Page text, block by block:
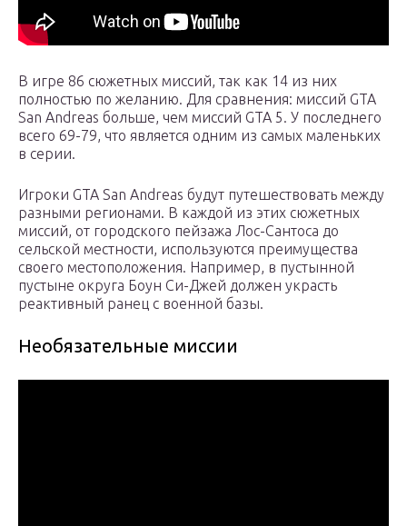
В игре 86 сюжетных миссий, так как 14 из них
полностью по желанию. Для сравнения: миссий GTA
San Andreas больше, чем миссий GTA 5. У последнего
всего 69-79, что является одним из самых маленьких
в серии.
Игроки GTA San Andreas будут путешествовать между
разными регионами. В каждой из этих сюжетных
миссий, от городского пейзажа Лос-Сантоса до
сельской местности, используются преимущества
своего местоположения. Например, в пустынной
пустыне округа Боун Си-Джей должен украсть
реактивный ранец с военной базы.
Необязательные миссии